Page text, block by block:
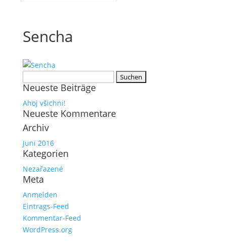
Sencha
nach:
Neueste Beiträge
Ahoj všichni!
Neueste Kommentare
Archiv
Juni 2016
Kategorien
Nezařazené
Meta
Anmelden
Eintrags-Feed
Kommentar-Feed
WordPress.org